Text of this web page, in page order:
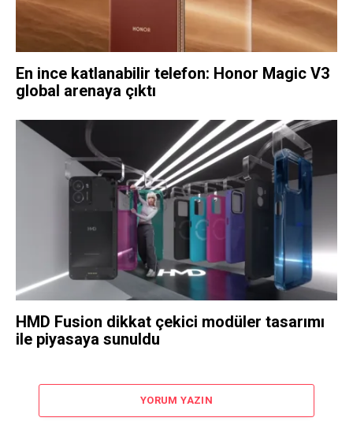
En ince katlanabilir telefon: Honor Magic V3
global arenaya çıktı
HMD Fusion dikkat çekici modüler tasarımı
ile piyasaya sunuldu
YORUM YAZIN